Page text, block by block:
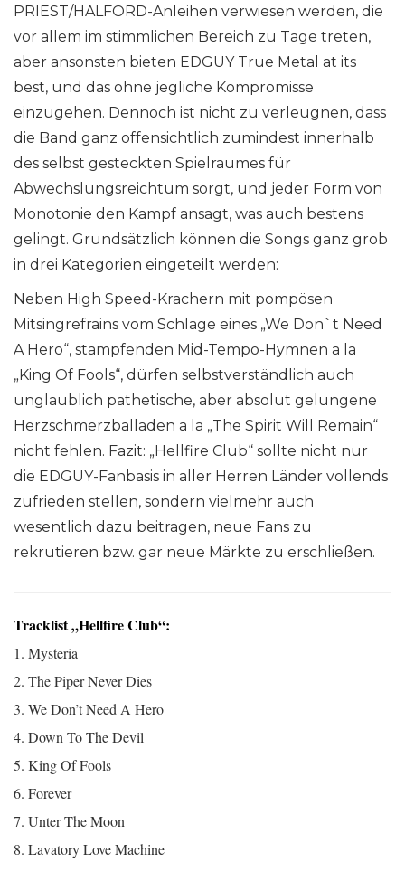
PRIEST/HALFORD-Anleihen verwiesen werden, die
vor allem im stimmlichen Bereich zu Tage treten,
aber ansonsten bieten EDGUY True Metal at its
best, und das ohne jegliche Kompromisse
einzugehen. Dennoch ist nicht zu verleugnen, dass
die Band ganz offensichtlich zumindest innerhalb
des selbst gesteckten Spielraumes für
Abwechslungsreichtum sorgt, und jeder Form von
Monotonie den Kampf ansagt, was auch bestens
gelingt. Grundsätzlich können die Songs ganz grob
in drei Kategorien eingeteilt werden:
Neben High Speed-Krachern mit pompösen
Mitsingrefrains vom Schlage eines „We Don`t Need
A Hero“, stampfenden Mid-Tempo-Hymnen a la
„King Of Fools“, dürfen selbstverständlich auch
unglaublich pathetische, aber absolut gelungene
Herzschmerzballaden a la „The Spirit Will Remain“
nicht fehlen. Fazit: „Hellfire Club“ sollte nicht nur
die EDGUY-Fanbasis in aller Herren Länder vollends
zufrieden stellen, sondern vielmehr auch
wesentlich dazu beitragen, neue Fans zu
rekrutieren bzw. gar neue Märkte zu erschließen.
Tracklist „Hellfire Club“:
1. Mysteria
2. The Piper Never Dies
3. We Don’t Need A Hero
4. Down To The Devil
5. King Of Fools
6. Forever
7. Unter The Moon
8. Lavatory Love Machine